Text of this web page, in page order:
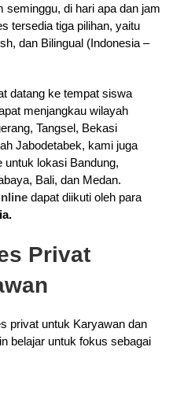
seminggu, di hari apa dan jam
tersedia tiga pilihan, yaitu
dan Bilingual (Indonesia –
datang ke tempat siswa
menjangkau wilayah
Tangsel, Bekasi
Jabodetabek, kami juga
untuk lokasi Bandung,
Bali, dan Medan.
dapat diikuti oleh para
Privat
privat untuk Karyawan dan
belajar untuk fokus sebagai